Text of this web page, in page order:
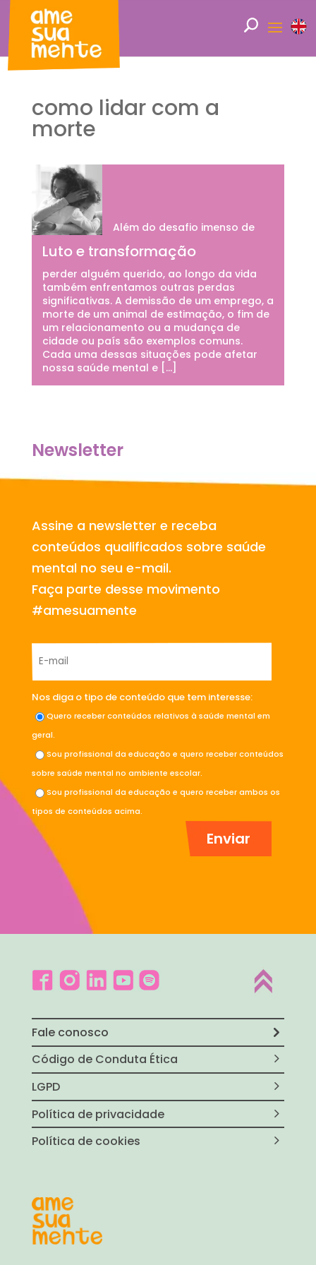
como lidar com a
morte
Luto e transformação
Além do desafio imenso de
perder alguém querido, ao longo da vida
também enfrentamos outras perdas
significativas. A demissão de um emprego, a
morte de um animal de estimação, o fim de
um relacionamento ou a mudança de
cidade ou país são exemplos comuns.
Cada uma dessas situações pode afetar
nossa saúde mental e […]
Newsletter
Assine a newsletter e receba
conteúdos qualificados sobre saúde
mental no seu e-mail.
Faça parte desse movimento
#amesuamente
Nos diga o tipo de conteúdo que tem interesse:
Quero receber conteúdos relativos à saúde mental em
geral.
Sou profissional da educação e quero receber conteúdos
sobre saúde mental no ambiente escolar.
Sou profissional da educação e quero receber ambos os
tipos de conteúdos acima.
Fale conosco
Código de Conduta Ética
LGPD
Política de privacidade
Política de cookies